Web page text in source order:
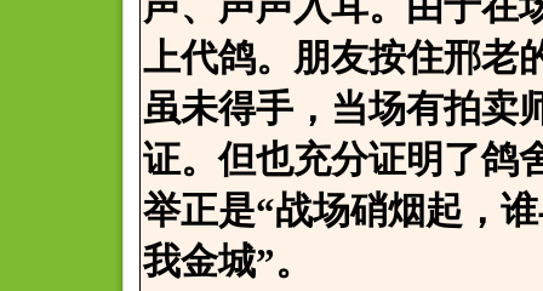
上代鸽。朋友按住邢老
虽未得手，当场有拍卖
证。但也充分证明了鸽
举正是“战场硝烟起，
我金城”。